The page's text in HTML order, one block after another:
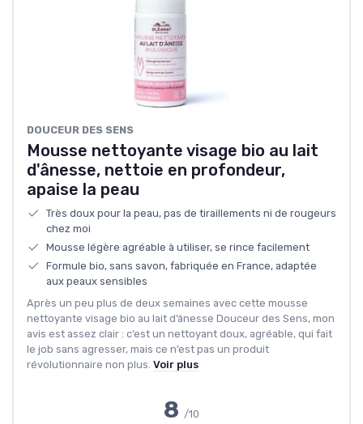
‎DOUCEUR DES SENS
Mousse nettoyante visage bio au lait
d'ânesse, nettoie en profondeur,
apaise la peau
Très doux pour la peau, pas de tiraillements ni de rougeurs
chez moi
Mousse légère agréable à utiliser, se rince facilement
Formule bio, sans savon, fabriquée en France, adaptée
aux peaux sensibles
Après un peu plus de deux semaines avec cette mousse
nettoyante visage bio au lait d’ânesse Douceur des Sens, mon
avis est assez clair : c’est un nettoyant doux, agréable, qui fait
le job sans agresser, mais ce n’est pas un produit
révolutionnaire non plus. Voir plus
8 /10